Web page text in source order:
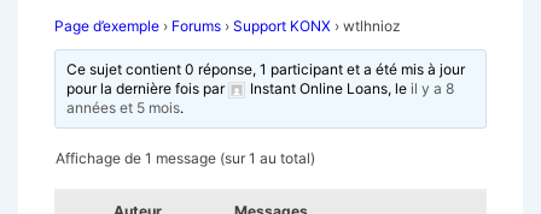
Page d’exemple › Forums › Support KONX › wtlhnioz
Ce sujet contient 0 réponse, 1 participant et a été mis à jour
pour la dernière fois par
Instant Online Loans, leil y a 8
années et 5 mois.
Affichage de 1 message (sur 1 au total)